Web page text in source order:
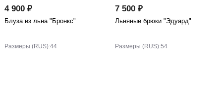
4 900 ₽
Блуза из льна "Бронкс"
Размеры (RUS):44
7 500 ₽
Льняные брюки "Эдуард"
Размеры (RUS):54